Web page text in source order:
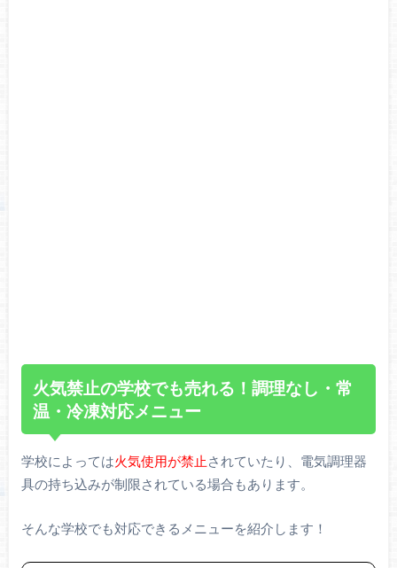
火気禁止の学校でも売れる！調理なし・常
温・冷凍対応メニュー
学校によっては火気使用が禁止 されていたり、電気調理器
具の持ち込みが制限されている場合もあります。
そんな学校でも対応できるメニューを紹介します！